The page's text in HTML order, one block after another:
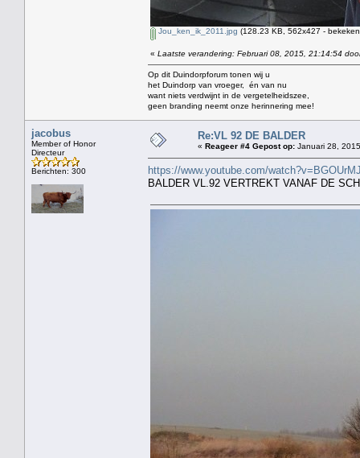
Jou_ken_ik_2011.jpg (128.23 KB, 562x427 -
« Laatste verandering: Februari 08, 2015, 21:14:54
Op dit Duindorpforum tonen wij u
het Duindorp van vroeger, én van nu
want niets verdwijnt in de vergetelheidszee,
geen branding neemt onze herinnering mee!
jacobus
Member of Honor
Directeur
Berichten: 300
Re:VL 92 DE BALDER
« Reageer #4 Gepost op: Januari 28,
https://www.youtube.com/
BALDER VL.92 VERTREKT VANAF DE